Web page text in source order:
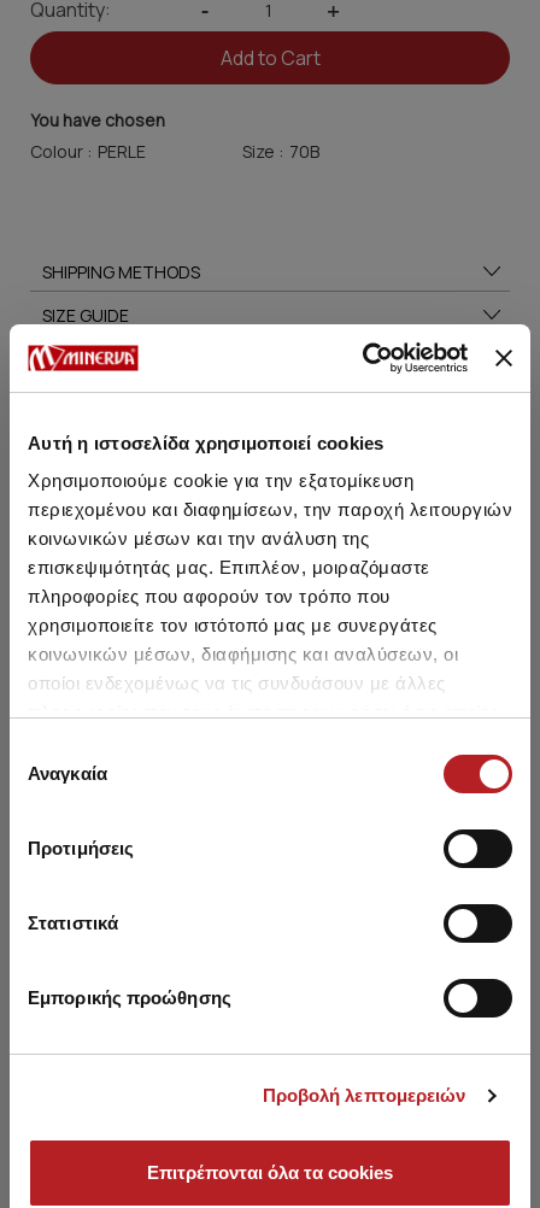
Αυτή η ιστοσελίδα χρησιμοποιεί cookies
Χρησιμοποιούμε cookie για την εξατομίκευση
περιεχομένου και διαφημίσεων, την παροχή λειτουργιών
κοινωνικών μέσων και την ανάλυση της
επισκεψιμότητάς μας. Επιπλέον, μοιραζόμαστε
πληροφορίες που αφορούν τον τρόπο που
χρησιμοποιείτε τον ιστότοπό μας με συνεργάτες
κοινωνικών μέσων, διαφήμισης και αναλύσεων, οι
οποίοι ενδεχομένως να τις συνδυάσουν με άλλες
των υπηρεσιών τους.
συγκατάθεσης
Αναγκαία
Προτιμήσεις
Στατιστικά
Εμπορικής προώθησης
Προβολή λεπτομερειών
Επιτρέπονται όλα τα cookies
Quantity: - +
Add to Cart
You have chosen
Colour :
Size :
SHIPPING METHODS
SIZE GUIDE
CARE TIPS
You may also like
HOT OFFER
Gossip Paris
HOT OFFER